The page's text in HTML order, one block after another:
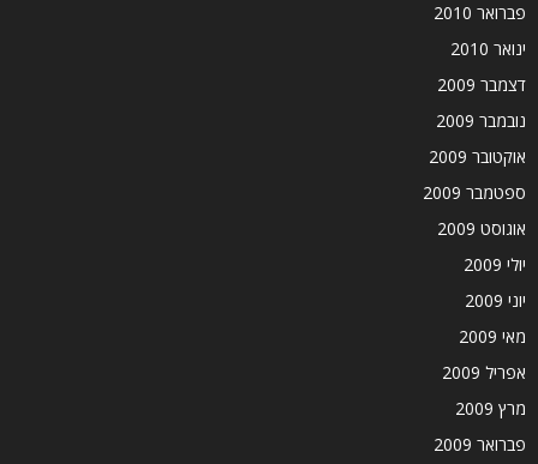
פברואר 2010
ינואר 2010
דצמבר 2009
נובמבר 2009
אוקטובר 2009
ספטמבר 2009
אוגוסט 2009
יולי 2009
יוני 2009
מאי 2009
אפריל 2009
מרץ 2009
פברואר 2009